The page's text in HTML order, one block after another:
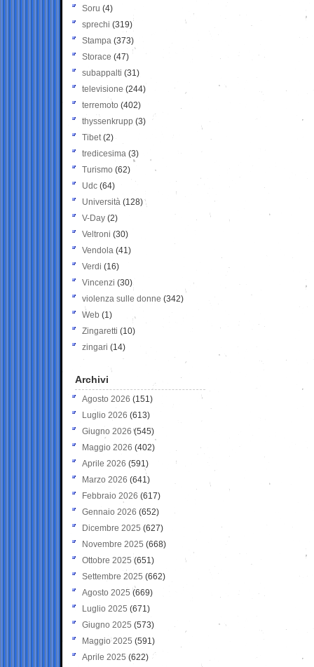
Soru (4)
sprechi (319)
Stampa (373)
Storace (47)
subappalti (31)
televisione(244)
terremoto (402)
thyssenkrupp (3)
Tibet(2)
tredicesima (3)
Turismo (62)
Udc (64)
Università (128)
V-Day (2)
Veltroni (30)
Vendola (41)
Verdi (16)
Vincenzi (30)
violenza sulle donne (342)
Web (1)
Zingaretti (10)
zingari (14)
Archivi
Agosto 2026 (151)
Luglio 2026 (613)
Giugno 2026 (545)
Maggio 2026 (402)
Aprile 2026 (591)
Marzo 2026 (641)
Febbraio 2026 (617)
Gennaio 2026 (652)
Dicembre 2025 (627)
Novembre 2025 (668)
Ottobre 2025 (651)
Settembre 2025 (662)
Agosto 2025 (669)
Luglio 2025 (671)
Giugno 2025 (573)
Maggio 2025 (591)
Aprile 2025 (622)